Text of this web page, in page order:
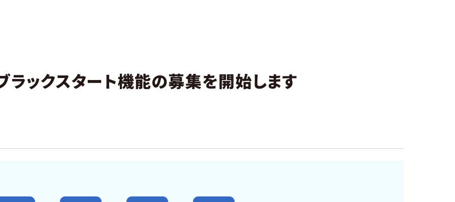
ックスタート機能の募集を開始します